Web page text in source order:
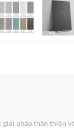
pháp thân thiện